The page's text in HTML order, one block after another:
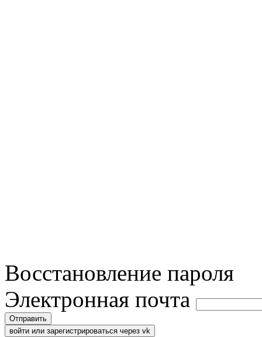
Восстановление пароля
Электронная почта
Отправить
войти или зарегистрироваться через vk